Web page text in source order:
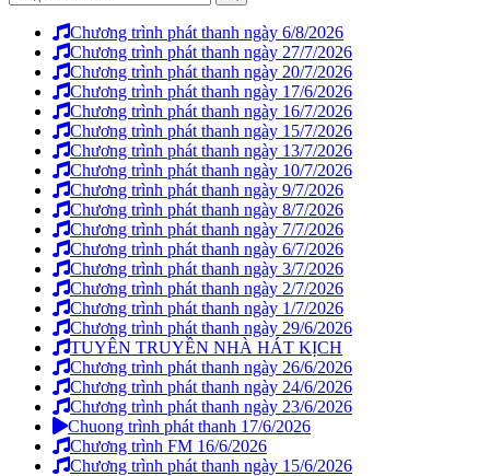
Chương trình phát thanh ngày 6/8/2026
Chương trình phát thanh ngày 27/7/2026
Chương trình phát thanh ngày 20/7/2026
Chương trình phát thanh ngày 17/6/2026
Chương trình phát thanh ngày 16/7/2026
Chương trình phát thanh ngày 15/7/2026
Chương trình phát thanh ngày 13/7/2026
Chương trình phát thanh ngày 10/7/2026
Chương trình phát thanh ngày 9/7/2026
Chương trình phát thanh ngày 8/7/2026
Chương trình phát thanh ngày 7/7/2026
Chương trình phát thanh ngày 6/7/2026
Chương trình phát thanh ngày 3/7/2026
Chương trình phát thanh ngày 2/7/2026
Chương trình phát thanh ngày 1/7/2026
Chương trình phát thanh ngày 29/6/2026
TUYÊN TRUYỀN NHÀ HÁT KỊCH
Chương trình phát thanh ngày 26/6/2026
Chương trình phát thanh ngày 24/6/2026
Chương trình phát thanh ngày 23/6/2026
Chuong trình phát thanh 17/6/2026
Chương trình FM 16/6/2026
Chương trình phát thanh ngày 15/6/2026